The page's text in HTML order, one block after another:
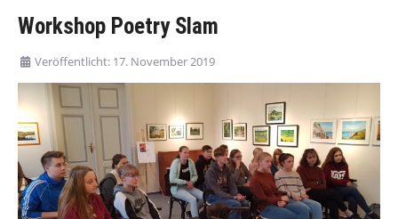
Workshop Poetry Slam
Veröffentlicht: 17. November 2019